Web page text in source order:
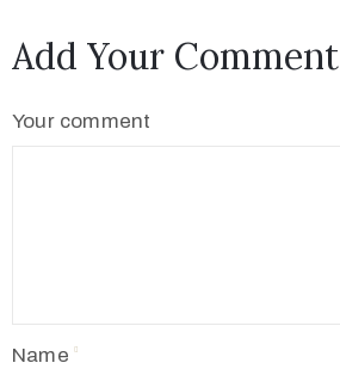
Add Your Comment
Your comment
Name